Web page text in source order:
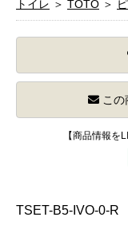
トイレ ＞ TOTO ＞
この
【商品情報を
TSET-B5-IVO-0-R